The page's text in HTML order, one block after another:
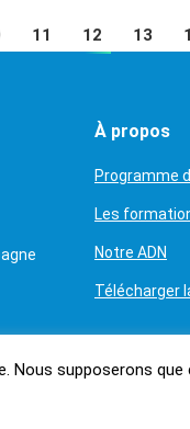
11 12 13
À propos
Programme
Les
Notre ADN
Télécharger
Nous supposerons